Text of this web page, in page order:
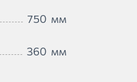
750 мм
360 мм